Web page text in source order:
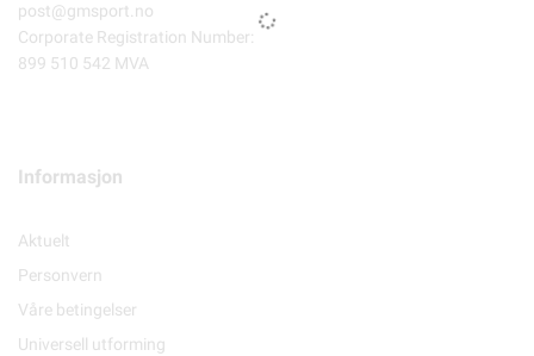
post@gmsport.no
Corporate Registration Number:
899 510 542 MVA
Informasjon
Aktuelt
Personvern
Våre betingelser
Universell utforming